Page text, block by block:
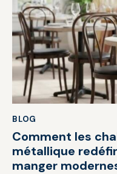
BLOG
Comment les
métallique
manger